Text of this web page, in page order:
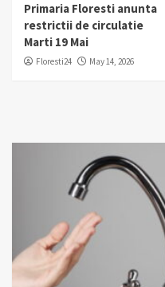
Primaria Floresti anunta
restrictii de circulatie
Marti 19 Mai
Floresti24 May 14, 2026